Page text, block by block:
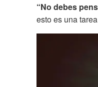
“No debes
esto es una